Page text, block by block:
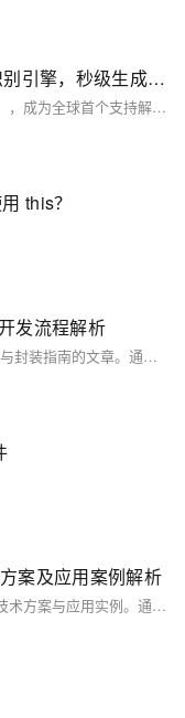
VTJ.PRO 首发 MasterGo 设计智能识别引擎，秒级生成 Vue 代码
VTJ.PRO发布「AI MasterGo设计稿识别引擎」，成为全球首个支持解析MasterGo原生JSON文件并自动生成Vue组件的AI工具。通过双引擎架构，实现设计到代码全流程自动化，效率提升300%，助力企业降本增效，引领“设计即生产”新时代。
this？
发流程解析
这是一篇关于 Vue 表情包输入组件的使用方法与封装指南的文章。通过安装依赖、全局注册和局部使用，可以快速集成表情包功能到 Vue 项目中。文章还详细介绍了组件的封装实现、高级配置（如自定义表情列表、主题定制、动画效果和懒加载）以及完整集成示例。开发者可根据需求扩展功能，例如 GIF 搜索或自定义表情上传，提升用户体验。资源链接提供进一步学习材料。
案及应用案例解析
本文介绍了基于Vue和D3实现可拖拽拓扑图的技术方案与应用实例。通过Vue构建用户界面和交互逻辑，结合D3强大的数据可视化能力，实现了力导向布局、节点拖拽、交互事件等功能。文章详细讲解了数据模型设计、拖拽功能实现、组件封装及高级扩展（如节点类型定制、连接样式优化等），并提供了性能优化方案以应对大数据量场景。最终，展示了基础网络拓扑、实时更新拓扑等应用实例，为开发者提供了一套完整的实现思路和实践经验。